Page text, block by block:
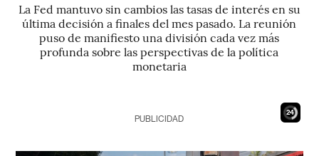
La Fed mantuvo sin cambios las tasas de interés en su
última decisión a finales del mes pasado. La reunión
puso de manifiesto una división cada vez más
profunda sobre las perspectivas de la política
monetaria
23
PUBLICIDAD